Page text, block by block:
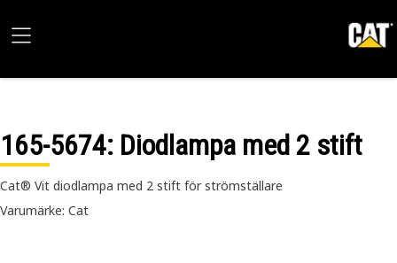
165-5674: Diodlampa med 2 stift
Cat® Vit diodlampa med 2 stift för strömställare
Varumärke: Cat